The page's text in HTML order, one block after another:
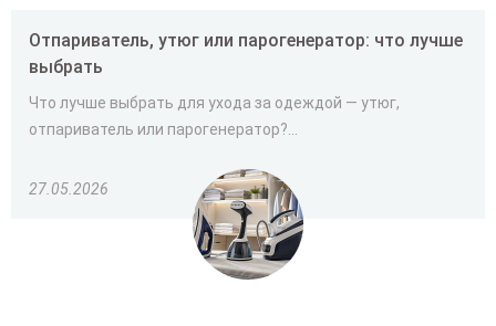
Отпариватель, утюг или парогенератор: что лучше
выбрать
Что лучше выбрать для ухода за одеждой — утюг,
отпариватель или парогенератор?...
27.05.2026